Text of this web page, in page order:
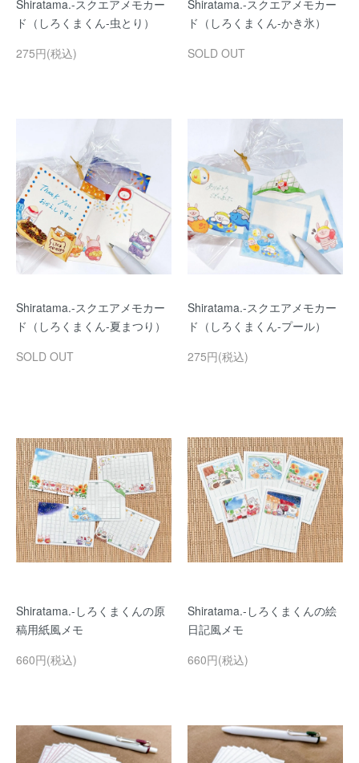
Shiratama.-スクエアメモカー
ド（しろくまくん-虫とり）
275円(税込)
Shiratama.-スクエアメモカー
ド（しろくまくん-かき氷）
SOLD OUT
Shiratama.-スクエアメモカー
ド（しろくまくん-夏まつり）
SOLD OUT
Shiratama.-スクエアメモカー
ド（しろくまくん-プール）
275円(税込)
Shiratama.-しろくまくんの原
稿用紙風メモ
660円(税込)
Shiratama.-しろくまくんの絵
日記風メモ
660円(税込)